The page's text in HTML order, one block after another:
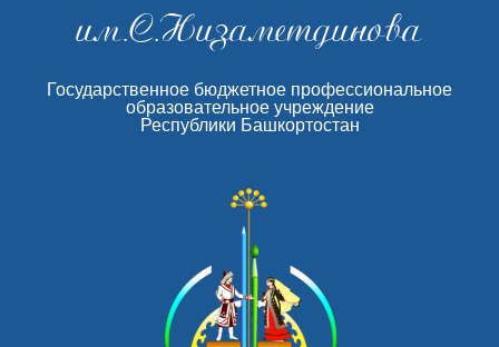
им.С.Низаметдинова
Государственное бюджетное профессиональное
образовательное учреждение
Республики Башкортостан